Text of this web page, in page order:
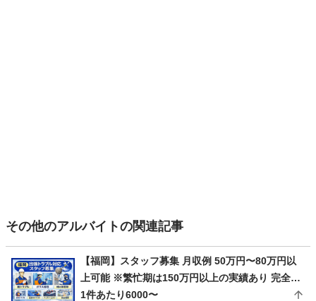
その他のアルバイトの関連記事
【福岡】スタッフ募集 月収例 50万円〜80万円以
上可能 ※繁忙期は150万円以上の実績あり 完全出
来高制 1件あたり平均10,000円 1日2〜7件程度の
1件あたり6000〜